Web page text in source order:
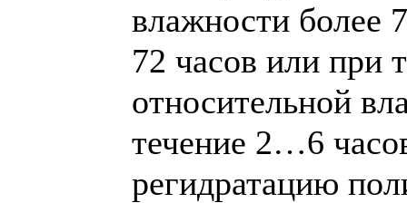
влажности более
72 часов или
относительной
течение 2…6
регидратацию